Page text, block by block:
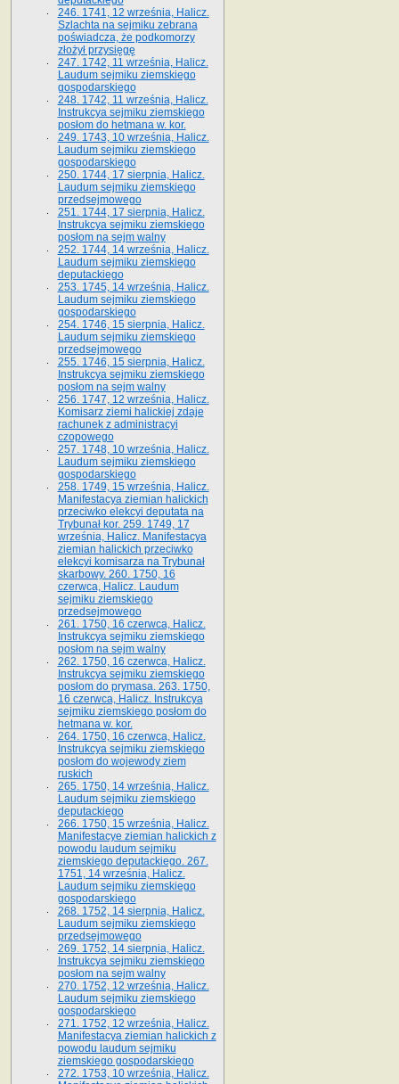
246. 1741, 12 września, Halicz.
Szlachta na sejmiku zebrana
poświadcza, że podkomorzy
złożył przysięgę
247. 1742, 11 września, Halicz.
Laudum sejmiku ziemskiego
gospodarskiego
248. 1742, 11 września, Halicz.
Instrukcya sejmiku ziemskiego
posłom do hetmana w. kor.
249. 1743, 10 września, Halicz.
Laudum sejmiku ziemskiego
gospodarskiego
250. 1744, 17 sierpnia, Halicz.
Laudum sejmiku ziemskiego
przedsejmowego
251. 1744, 17 sierpnia, Halicz.
Instrukcya sejmiku ziemskiego
posłom na sejm walny
252. 1744, 14 września, Halicz.
Laudum sejmiku ziemskiego
deputackiego
253. 1745, 14 września, Halicz.
Laudum sejmiku ziemskiego
gospodarskiego
254. 1746, 15 sierpnia, Halicz.
Laudum sejmiku ziemskiego
przedsejmowego
255. 1746, 15 sierpnia, Halicz.
Instrukcya sejmiku ziemskiego
posłom na sejm walny
256. 1747, 12 września, Halicz.
Komisarz ziemi halickiej zdaje
rachunek z administracyi
czopowego
257. 1748, 10 września, Halicz.
Laudum sejmiku ziemskiego
gospodarskiego
258. 1749, 15 września, Halicz.
Manifestacya ziemian halickich
przeciwko elekcyi deputata na
Trybunał kor. 259. 1749, 17
września, Halicz. Manifestacya
ziemian halickich przeciwko
elekcyi komisarza na Trybunał
skarbowy. 260. 1750, 16
czerwca, Halicz. Laudum
sejmiku ziemskiego
przedsejmowego
261. 1750, 16 czerwca, Halicz.
Instrukcya sejmiku ziemskiego
posłom na sejm walny
262. 1750, 16 czerwca, Halicz.
Instrukcya sejmiku ziemskiego
posłom do prymasa. 263. 1750,
16 czerwca, Halicz. Instrukcya
sejmiku ziemskiego posłom do
hetmana w. kor.
264. 1750, 16 czerwca, Halicz.
Instrukcya sejmiku ziemskiego
posłom do wojewody ziem
ruskich
265. 1750, 14 września, Halicz.
Laudum sejmiku ziemskiego
deputackiego
266. 1750, 15 września, Halicz.
Manifestacye ziemian halickich z
powodu laudum sejmiku
ziemskiego deputackiego. 267.
1751, 14 września, Halicz.
Laudum sejmiku ziemskiego
gospodarskiego
268. 1752, 14 sierpnia, Halicz.
Laudum sejmiku ziemskiego
przedsejmowego
269. 1752, 14 sierpnia, Halicz.
Instrukcya sejmiku ziemskiego
posłom na sejm walny
270. 1752, 12 września, Halicz.
Laudum sejmiku ziemskiego
gospodarskiego
271. 1752, 12 września, Halicz.
Manifestacya ziemian halickich z
powodu laudum sejmiku
ziemskiego gospodarskiego
272. 1753, 10 września, Halicz.